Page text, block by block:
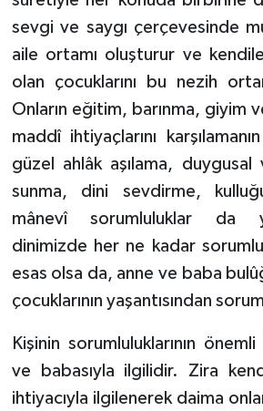
sevgi ve saygı çerçevesinde
aile ortamı oluşturur ve
olan çocuklarını bu nezih
Onların eğitim, barınma, giyim
maddî ihtiyaçlarını
güzel ahlâk aşılama,
sunma, dini sevdirme,
mânevî sorumluluklar da
dinimizde her ne kadar
esas olsa da, anne ve baba
çocuklarının yaşantısından
Kişinin sorumluluklarının
ve babasıyla ilgilidir. Zira
ihtiyacıyla ilgilenerek daima